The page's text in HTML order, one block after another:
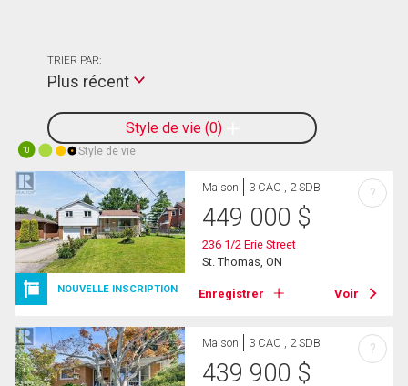
Style de vie 0
TRIER PAR:
Plus récent
10 Style de vie
NOUVELLE INSCRIPTION
Maison 3 CAC , 2 SDB
449 000 $
236 1/2 Erie Street
St. Thomas, ON
Enregistrer Voir
?
Maison 3 CAC , 2 SDB
439 900 $
?